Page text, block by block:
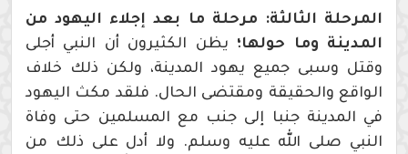
المرحلة الثالثة: مرحلة ما بعد إجلاء اليهود من
المدينة وما حولها؛ يظن الكثيرون أن النبي أجلى
وقتل وسبى جميع يهود المدينة، ولكن ذلك خلاف
الواقع والحقيقة ومقتضى الحال. فلقد مكث اليهود
في المدينة جنبا إلى جنب مع المسلمين حتى وفاة
النبي صلى الله عليه وسلم. ولا أدل على ذلك من